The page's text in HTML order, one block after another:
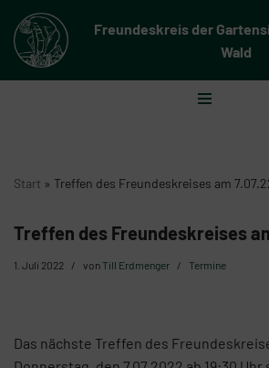
Zum
Inhalt
Freundeskreis der
Wald
Start » Treffen des Freundeskreises am
Treffen des Freundeskreises
1. Juli 2022 vonTill Erdmenger Termine
Das nächste Treffen des